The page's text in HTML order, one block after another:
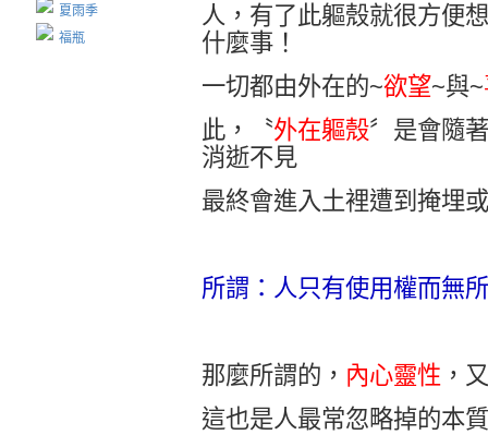
夏雨季
福瓶
人，有了此軀殼就很方便
什麼事！
一切都由外在的~欲望~與~
此，〝外在軀殼〞是會隨
消逝不見
最終會進入土裡遭到掩埋
所謂：人只有使用權而無
那麼所謂的， 內心靈性 ，
這也是人最常忽略掉的本質